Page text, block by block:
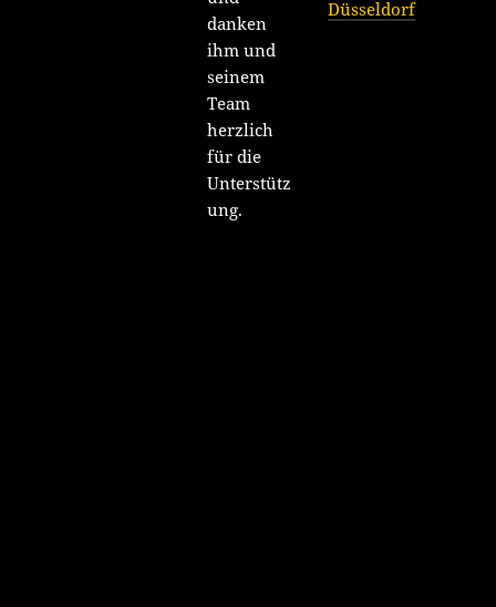
Düsseldorf
danken
ihm und
seinem
Team
herzlich
für die
Unterstütz
ung.